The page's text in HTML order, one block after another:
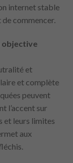
internet stable
de commencer.
objective
et
et complète
peuvent
l’accent sur
et leurs limites
aux